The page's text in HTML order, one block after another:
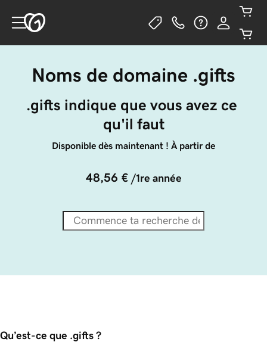
Noms de domaine .gifts
.gifts indique que vous avez ce
qu'il faut
Disponible dès maintenant ! À partir de
48,56 € /1re année
Qu’est-ce que .gifts ?